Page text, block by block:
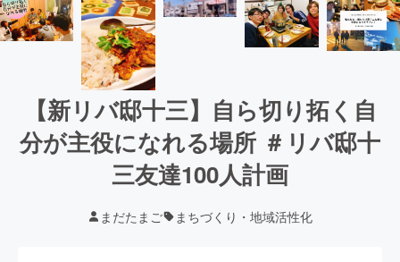
【新リバ邸十三】自ら切り拓く自
分が主役になれる場所 ＃リバ邸十
三友達100人計画
まだたまご まちづくり・地域活性化